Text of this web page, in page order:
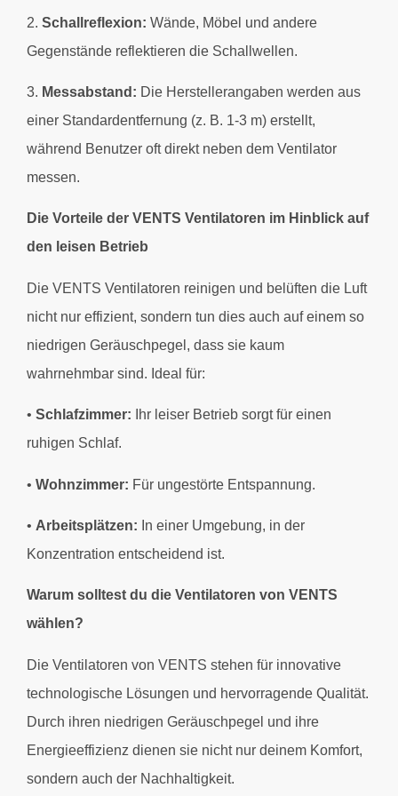
2. Schallreflexion: Wände, Möbel und andere
Gegenstände reflektieren die Schallwellen.
3. Messabstand: Die Herstellerangaben werden aus
einer Standardentfernung (z. B. 1-3 m) erstellt,
während Benutzer oft direkt neben dem Ventilator
messen.
Die Vorteile der VENTS Ventilatoren im Hinblick auf
den leisen Betrieb
Die VENTS Ventilatoren reinigen und belüften die Luft
nicht nur effizient, sondern tun dies auch auf einem so
niedrigen Geräuschpegel, dass sie kaum
wahrnehmbar sind. Ideal für:
• Schlafzimmer: Ihr leiser Betrieb sorgt für einen
ruhigen Schlaf.
• Wohnzimmer: Für ungestörte Entspannung.
• Arbeitsplätzen: In einer Umgebung, in der
Konzentration entscheidend ist.
Warum solltest du die Ventilatoren von VENTS
wählen?
Die Ventilatoren von VENTS stehen für innovative
technologische Lösungen und hervorragende Qualität.
Durch ihren niedrigen Geräuschpegel und ihre
Energieeffizienz dienen sie nicht nur deinem Komfort,
sondern auch der Nachhaltigkeit.